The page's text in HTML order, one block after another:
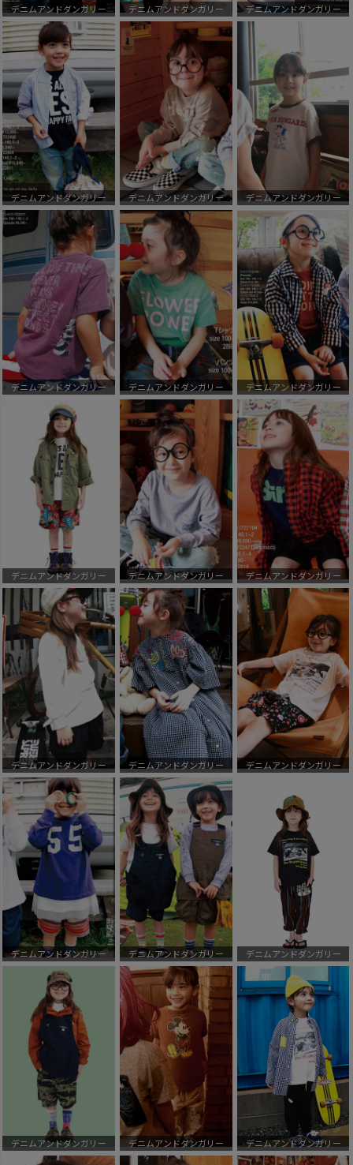
デニムアンドダンガリー デニムアンドダンガリー デニムアンドダンガリー
デニムアンドダンガリー デニムアンドダンガリー デニムアンドダンガリー
デニムアンドダンガリー デニムアンドダンガリー デニムアンドダンガリー
デニムアンドダンガリー デニムアンドダンガリー デニムアンドダンガリー
デニムアンドダンガリー デニムアンドダンガリー デニムアンドダンガリー
デニムアンドダンガリー デニムアンドダンガリー デニムアンドダンガリー
デニムアンドダンガリー デニムアンドダンガリー デニムアンドダンガリー